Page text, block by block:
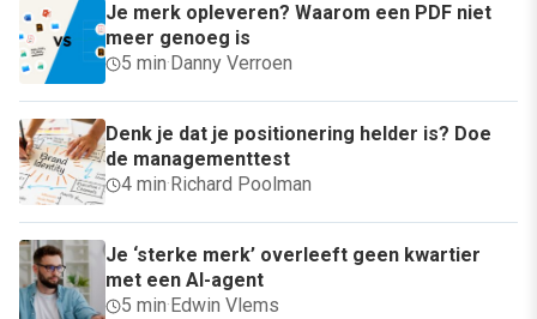
Je merk opleveren? Waarom een PDF niet
meer genoeg is
5 min· Danny Verroen
Denk je dat je positionering helder is? Doe
de managementtest
4 min· Richard Poolman
Je ‘sterke merk’ overleeft geen kwartier
met een AI-agent
5 min· Edwin Vlems